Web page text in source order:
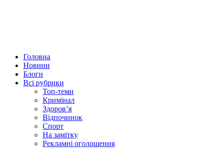
Головна
Новини
Блоги
Всі рубрики
Топ-теми
Кримінал
Здоров’я
Відпочинок
Спорт
На замітку
Рекламні оголошення